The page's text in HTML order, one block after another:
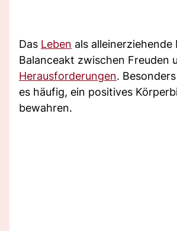
Das Leben als
Balanceakt zwischen Freuden
Herausforderungen.
es häufig, ein positives
bewahren.